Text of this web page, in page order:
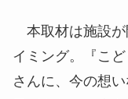
本取材は施設が
イミング。『こ
さんに、今の想